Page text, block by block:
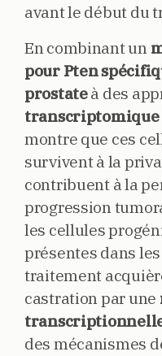
avant le début du
En combinant un
pour Pten
prostateà des
montre que ces
survivent à la
contribuent à la
progression
les cellules
présentes dans
traitement
castration par une
des mécanismes